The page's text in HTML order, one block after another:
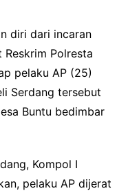
diri dari incaran
Reskrim Polresta
pelaku AP (25)
Serdang tersebut
Buntu bedimbar
Kompol I
pelaku AP dijerat